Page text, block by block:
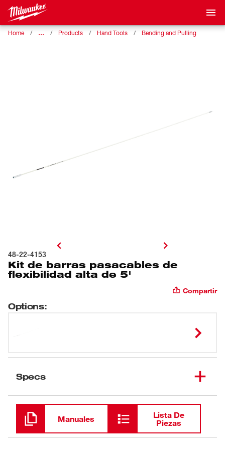
Home … Products Hand Tools Bending and Pulling
48-22-4153
Kit de barras pasacables de
flexibilidad alta de 5'
Compartir
Options:
Specs
Cargando
Manuales
Lista De
Piezas